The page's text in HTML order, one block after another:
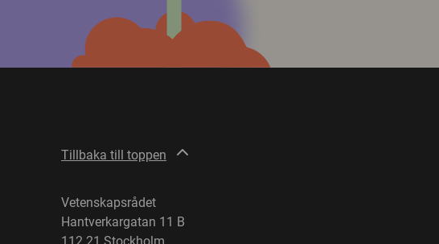
Tillbaka till toppen
Vetenskapsrådet
Hantverkargatan 11 B
112 21 Stockholm